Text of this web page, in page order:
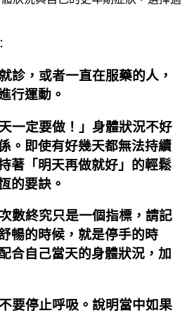
診，或者一直在服藥的人，
行運動。
一定要做！」身體狀況不好
。即使有好幾天都無法持續
著「明天再做就好」的輕鬆
的要訣。
數終究只是一個指標，請記
暢的時候，就是停手的時
合自己當天的身體狀況，加
要停止呼吸。說明當中如果